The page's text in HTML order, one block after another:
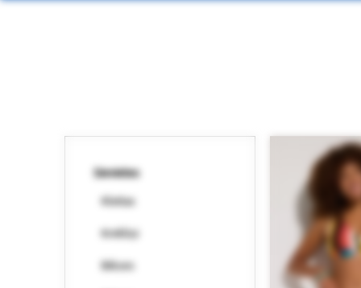
Sievietes
Kleitas
Krekliņi
Bikses